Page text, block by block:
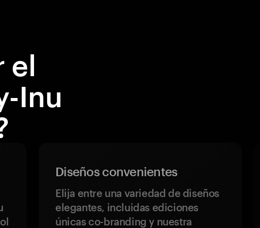
el
Inu
Diseños convenientes
Elija entre una variedad de diseños
elegantes, incluidas ediciones
únicas co-branding y nuestra